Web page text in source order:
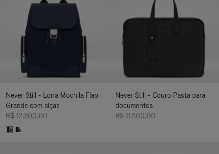
Never Still - Lona Mochila Flap
Grande com alças
R$ 12.300,00
Never Still - Couro Pasta para
documentos
R$ 11.500,00